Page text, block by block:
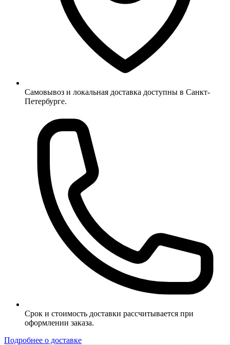
Самовывоз и локальная доставка доступны в Санкт-
Петербурге.
Срок и стоимость доставки рассчитывается при
оформлении заказа.
Подробнее о доставке